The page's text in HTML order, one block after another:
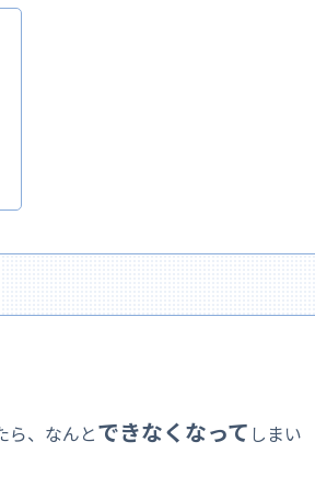
ら、なんとできなくなって しまい